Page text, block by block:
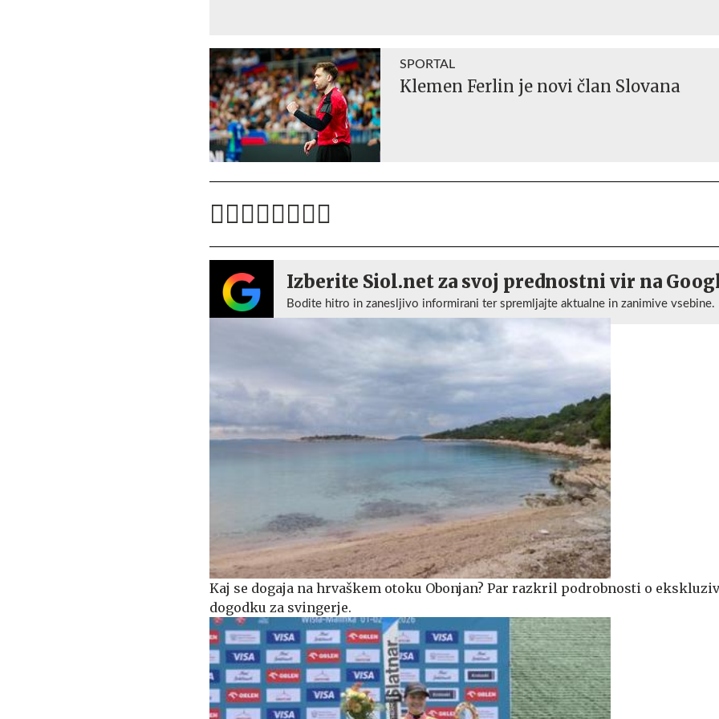
SPORTAL
Klemen Ferlin je novi član Slovana
Izberite Siol.net za svoj prednostni vir na
Bodite hitro in zanesljivo informirani ter spremljajte aktualne in zanimive vsebine.
Kaj se dogaja na hrvaškem otoku Obonjan? Par razkril podrobnosti o
dogodku za svingerje.